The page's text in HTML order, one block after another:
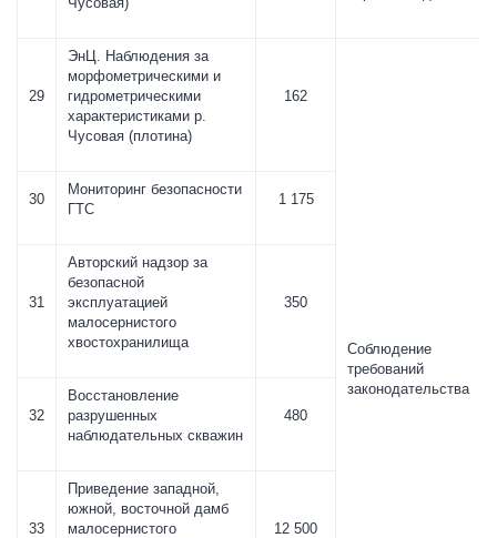
29
ЭнЦ. Наблюдения за
морфометрическими и
гидрометрическими
характеристиками р.
Чусовая (плотина)
162
Соблюдение
требований
законодательства
30
Мониторинг безопасности
ГТС
1 175
31
Авторский надзор за
безопасной
эксплуатацией
малосернистого
хвостохранилища
350
32
Восстановление
разрушенных
наблюдательных скважин
480
33
Приведение западной,
южной, восточной дамб
малосернистого
12 500